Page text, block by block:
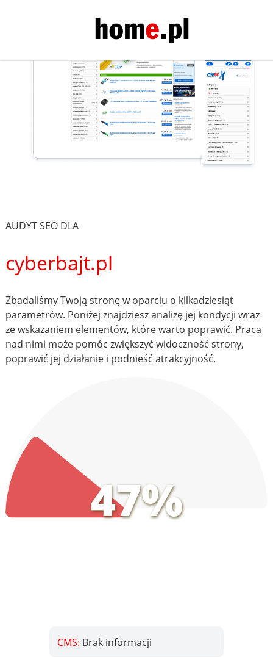
AUDYT SEO DLA
cyberbajt.pl
Zbadaliśmy Twoją stronę w oparciu o kilkadziesiąt
parametrów. Poniżej znajdziesz analizę jej kondycji wraz
ze wskazaniem elementów, które warto poprawić. Praca
nad nimi może pomóc zwiększyć widoczność strony,
poprawić jej działanie i podnieść atrakcyjność.
47%
CMS: Brak informacji